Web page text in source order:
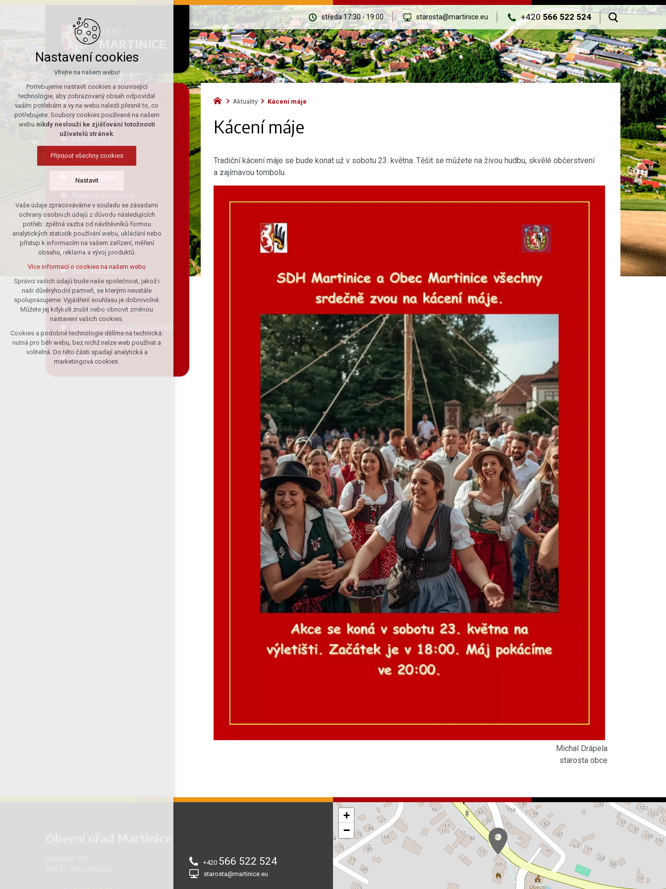
OBEC
středa 17:30 - 19:00 starosta@martinice.eu +420566 522 524
Aktuality Kácení máje
Kácení máje
Tradiční kácení máje se bude konat už v sobotu 23. května. Těšit se můžete na živou hudbu, skvělé občerstvení
a zajímavou tombolu.
Michal Drápela
starosta obce
O obci
Aktuality
MUNIPOLIS
Obecní úřad
Úřední deska
Portál občana
Vyhlášky a formuláře
Služby a firmy
SDH Martinice
Fotogalerie
Územní plán Martinice
služeb Velké Meziříčí
Kontakty
+420 566 522 524
starosta@martinice.eu
+
−
Nastavení cookies
Vítejte na našem webu!
Potřebujeme nastavit cookies a související
technologie, aby zobrazovaný obsah odpovídal
vašim potřebám a vy na webu nalezli přesně to, co
potřebujete. Soubory cookies používané na našem
webu nikdy neslouží ke zjišťování totožnosti
uživatelů stránek.
Přijmout všechny cookies
Nastavit
Technická cookies
nutná pro provozování webu
udržení kontextu stránek (session):
případná přihlášení, volby jazyka, apod.
Volitelná cookies
analytická pro anonymizované
vyhodnocení návštěvnosti
marketingová cookies (Google)
Více informací o cookies na našem webu
Přijmout všechny cookies
Odmítnout vše
Vaše údaje zpracováváme v souladu se zásadami
ochrany osobních údajů z důvodu následujících
potřeb: zpětná vazba od návštěvníků formou
analytických statistik používání webu, ukládání nebo
přístup k informacím na vašem zařízení, měření
obsahu, reklama a vývoj produktů.
Více informací o cookies na našem webu
Správci vašich údajů bude naše společnost, jakož i
naši důvěryhodní partneři, se kterými neustále
spolupracujeme. Vyjádření souhlasu je dobrovolné.
Můžete jej kdykoli zrušit nebo obnovit změnou
nastavení vašich cookies.
Cookies a podobné technologie dělíme na technická:
nutná pro běh webu, bez nichž nelze web používat a
volitelná. Do této části spadají analytická a
marketingová cookies.